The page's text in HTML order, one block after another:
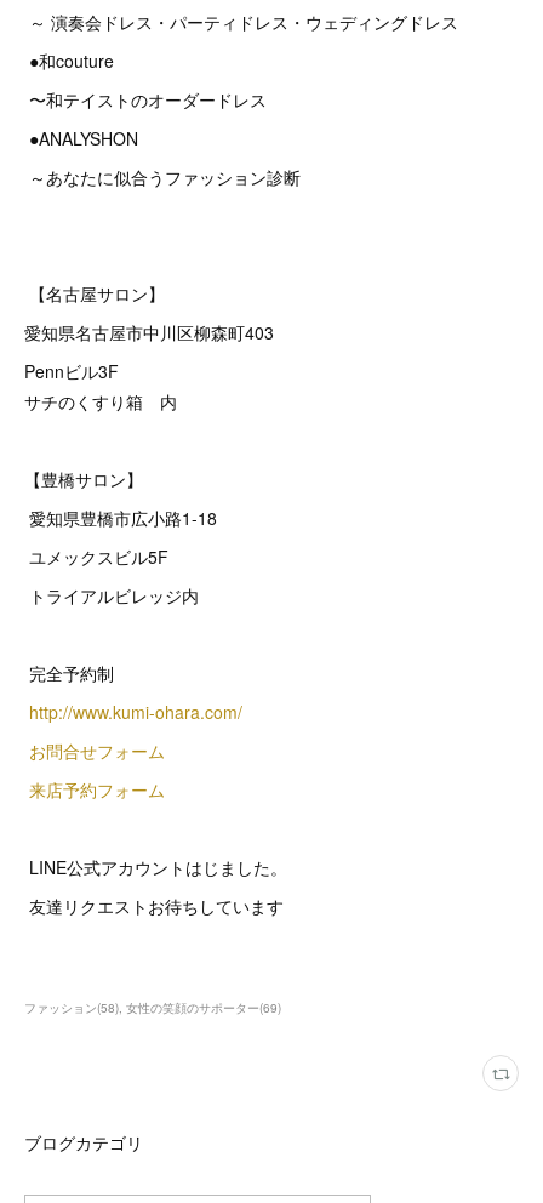
～ 演奏会ドレス・パーティドレス・ウェディングドレス
●和couture
〜和テイストのオーダードレス
●ANALYSHON
～あなたに似合うファッション診断
【名古屋サロン】
愛知県名古屋市中川区柳森町403
Pennビル3F
サチのくすり箱 内
【豊橋サロン】
愛知県豊橋市広小路1-18
ユメックスビル5F
トライアルビレッジ内
完全予約制
http://www.kumi-ohara.com/
お問合せフォーム
来店予約フォーム
LINE公式アカウントはじました。
友達リクエストお待ちしています
ファッション(58) 女性の笑顔のサポーター(69)
ブログカテゴリ